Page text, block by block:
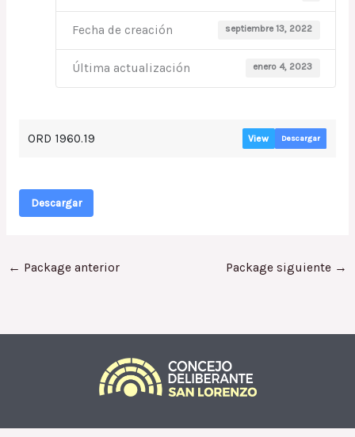
Fecha de creación septiembre 13, 2022
Última actualización enero 4, 2023
ORD 1960.19 View Descargar
Descargar
← Package anterior Package siguiente →